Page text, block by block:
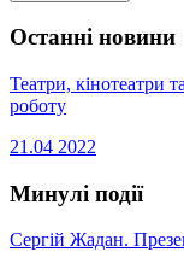
Останні новини
Театри, кінотеатри
роботу
21.04 2022
Минулі події
Сергій Жадан.